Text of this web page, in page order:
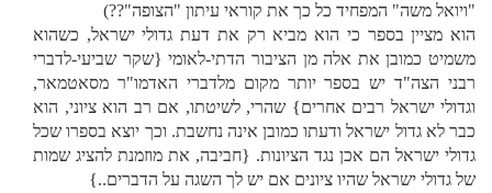
"ויואל משה" המפחיד כל כך את קוראי עיתון "הצופה"??)
הוא מציין בספר כי הוא מביא רק את דעת גדולי ישראל, כשהוא
משמיט כמובן את אלה מן הציבור הדתי-לאומי {שקר שביעי-לדברי
רבני הצה"ד יש בספר יותר מקום מלדברי האדמו"ר מסאטמאר,
וגדולי ישראל רבים אחרים} שהרי, לשיטתו, אם רב הוא ציוני, הוא
כבר לא גדול ישראל ודעתו כמובן אינה נחשבת. וכך יוצא בספרו שכל
גדולי ישראל הם אכן נגד הציונות. {חביבה, את מוזמנת להציג שמות
של גדולי ישראל שהיו ציונים אם יש לך השגה על הדברים..}